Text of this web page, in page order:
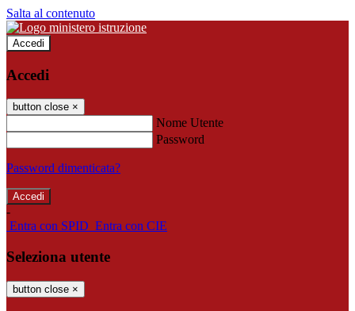
Salta al contenuto
Accedi
Accedi
button close ×
Nome Utente
Password
Password dimenticata?
-
Entra con SPID Entra con CIE
Seleziona utente
button close ×